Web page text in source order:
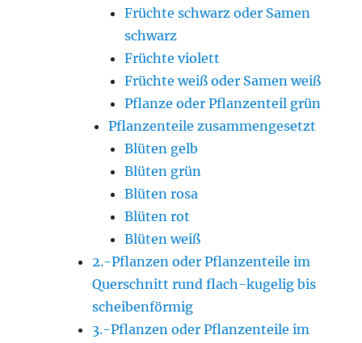
Früchte schwarz oder Samen
schwarz
Früchte violett
Früchte weiß oder Samen weiß
Pflanze oder Pflanzenteil grün
Pflanzenteile zusammengesetzt
Blüten gelb
Blüten grün
Blüten rosa
Blüten rot
Blüten weiß
2.-Pflanzen oder Pflanzenteile im
Querschnitt rund flach-kugelig bis
scheibenförmig
3.-Pflanzen oder Pflanzenteile im